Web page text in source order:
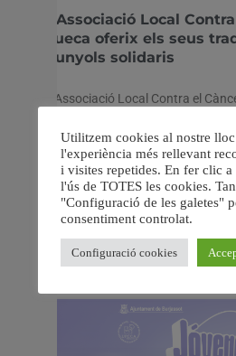
L’Associació Local
Sueca oferix els seus
bunyols solidaris
L’Associació Local Contra el
que ajuden a la investigació
el Càncer de Sueca, amb la
l’Ajuntament, a través de la
Mercats, oferirà durant el dia de
1 març, 2024 No hi ha comentaris